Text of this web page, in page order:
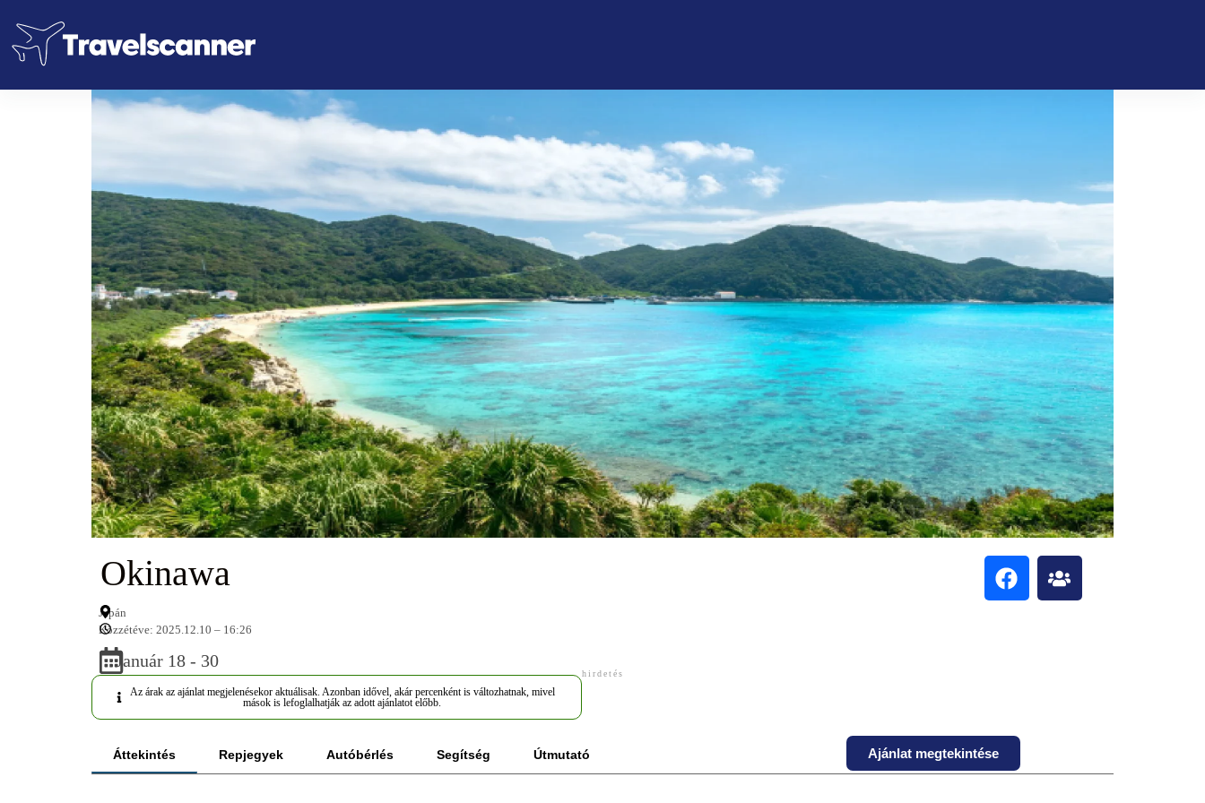
Okinawa
Japán
Közzétéve: 2025.12.10 – 16:26
Január 18 - 30
hirdetés
Az árak az ajánlat megjelenésekor aktuálisak. Azonban idővel, akár percenként is változhatnak, mivel
mások is lefoglalhatják az adott ajánlatot előbb.
Áttekintés Repjegyek Autóbérlés Segítség Útmutató Ajánlat megtekintése